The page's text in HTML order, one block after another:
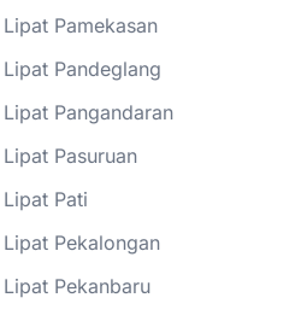
Pamekasan
Pandeglang
Pangandaran
Pasuruan
Pati
Pekalongan
Pekanbaru